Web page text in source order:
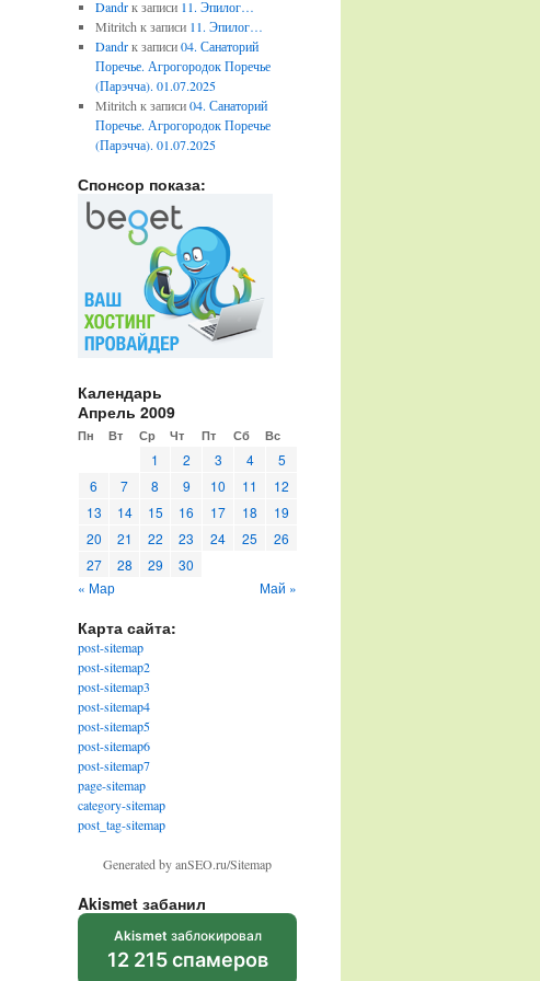
Dandrк записи 11. Эпилог…
Mitritch к записи 11. Эпилог…
Dandrк записи04. Санаторий
Поречье. Агрогородок Поречье
(Парэчча). 01.07.2025
Mitritch к записи04. Санаторий
Поречье. Агрогородок Поречье
(Парэчча). 01.07.2025
Спонсор показа:
Календарь
Апрель 2009
Пн Вт Ср Чт Пт Сб Вс
1 2 3 4
5
6
7 8 9 10 11
12
13
14 15 16 17 18
19
20
21 22 23 24 25
26
27
28 29
30
« Мар
Май »
Карта сайта:
post-sitemap
post-sitemap2
post-sitemap3
post-sitemap4
post-sitemap5
post-sitemap6
post-sitemap7
page-sitemap
category-sitemap
post_tag-sitemap
Generated by anSEO.ru/Sitemap
Akismet забанил
Akismet заблокировал
12 215 спамеров